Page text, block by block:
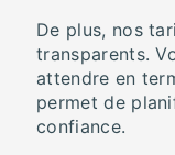
De plus, nos
transparents.
attendre en
permet de
confiance.